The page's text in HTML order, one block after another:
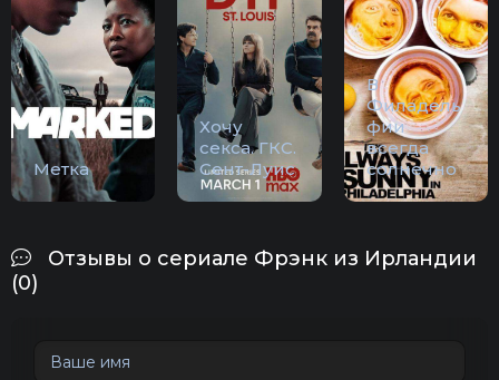
Метка
Хочу
секса. ГКС.
Сент-Луис
В
Филадель
фии
всегда
солнечно
Отзывы о сериале Фрэнк из Ирландии
(0)